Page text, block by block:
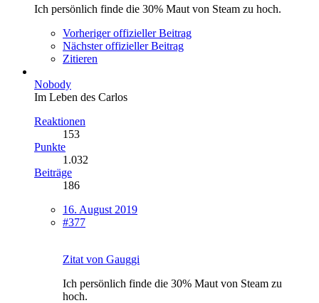
Ich persönlich finde die 30% Maut von Steam zu hoch.
Vorheriger offizieller Beitrag
Nächster offizieller Beitrag
Zitieren
Nobody
Im Leben des Carlos
Reaktionen
153
Punkte
1.032
Beiträge
186
16. August 2019
#377
Zitat von Gauggi
Ich persönlich finde die 30% Maut von Steam zu
hoch.